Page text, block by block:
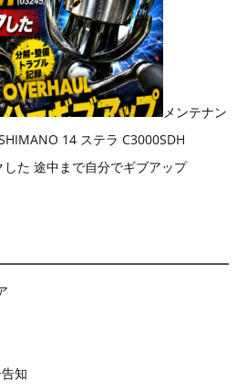
メンテナン
14 ステラ C3000SDH
た 途中まで自分でギブアップ
知